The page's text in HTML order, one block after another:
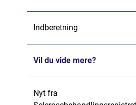
Indberetning
Vil du vide mere?
Nyt fra